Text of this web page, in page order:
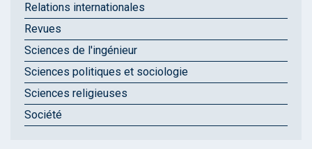
Relations internationales
Revues
Sciences de l'ingénieur
Sciences politiques et sociologie
Sciences religieuses
Société